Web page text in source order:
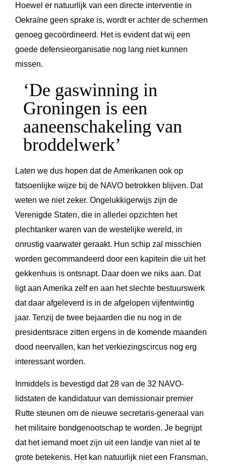
Hoewel er natuurlijk van een directe interventie in
Oekraïne geen sprake is, wordt er achter de schermen
genoeg gecoördineerd. Het is evident dat wij een
goede defensieorganisatie nog lang niet kunnen
missen.
‘De gaswinning in
Groningen is een
aaneenschakeling van
broddelwerk’
Laten we dus hopen dat de Amerikanen ook op
fatsoenlijke wijze bij de NAVO betrokken blijven. Dat
weten we niet zeker. Ongelukkigerwijs zijn de
Verenigde Staten, die in allerlei opzichten het
plechtanker waren van de westelijke wereld, in
onrustig vaarwater geraakt. Hun schip zal misschien
worden gecommandeerd door een kapitein die uit het
gekkenhuis is ontsnapt. Daar doen we niks aan. Dat
ligt aan Amerika zelf en aan het slechte bestuurswerk
dat daar afgeleverd is in de afgelopen vijfentwintig
jaar. Tenzij de twee bejaarden die nu nog in de
presidentsrace zitten ergens in de komende maanden
dood neervallen, kan het verkiezingscircus nog erg
interessant worden.
Inmiddels is bevestigd dat 28 van de 32 NAVO-
lidstaten de kandidatuur van demissionair premier
Rutte steunen om de nieuwe secretaris-generaal van
het militaire bondgenootschap te worden. Je begrijpt
dat het iemand moet zijn uit een landje van niet al te
grote betekenis. Het kan natuurlijk niet een Fransman,